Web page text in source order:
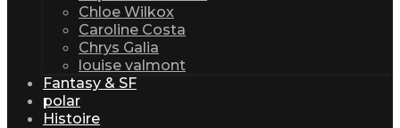
Chloe Wilkox
Caroline Costa
Chrys Galia
louise valmont
Fantasy & SF
polar
Histoire